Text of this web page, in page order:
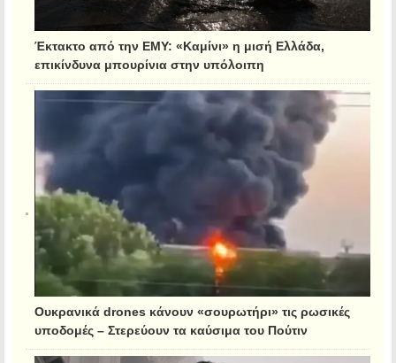
Έκτακτο από την ΕΜΥ: «Καμίνι» η μισή Ελλάδα,
επικίνδυνα μπουρίνια στην υπόλοιπη
Ουκρανικά drones κάνουν «σουρωτήρι» τις ρωσικές
υποδομές – Στερεύουν τα καύσιμα του Πούτιν